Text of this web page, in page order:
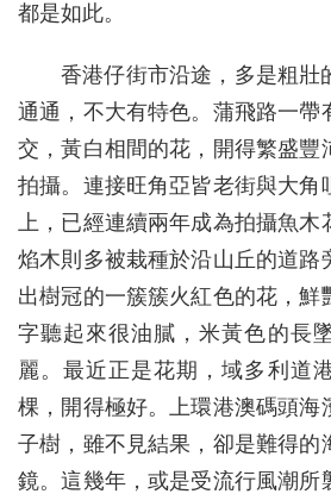
都是如此。
香港仔街市沿途，多是粗壯
通通，不大有特色。蒲飛路一帶
交，黃白相間的花，開得繁盛豐
拍攝。連接旺角亞皆老街與大角
上，已經連續兩年成為拍攝魚木
焰木則多被栽種於沿山丘的道路
出樹冠的一簇簇火紅色的花，鮮
字聽起來很油膩，米黃色的長
麗。最近正是花期，域多利道
棵，開得極好。上環港澳碼頭海
子樹，雖不見結果，卻是難得的
鏡。這幾年，或是受流行風潮所